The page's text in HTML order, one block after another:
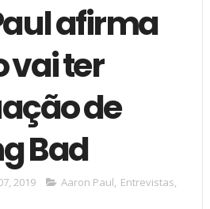
afirma
vai ter
de
Bad
2019 Aaron Paul, Entrevistas,